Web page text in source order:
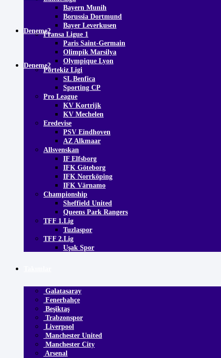
Bayern Munih
Borussia Dortmund
Bayer Leverkusen
Fransa Ligue 1
Paris Saint-Germain
Olimpik Marsilya
Olympique Lyon
Portekiz Ligi
SL Benfica
Sporting CP
Pro League
KV Kortrijk
KV Mechelen
Eredevise
PSV Eindhoven
AZ Alkmaar
Allsvenskan
IF Elfsborg
IFK Göteborg
IFK Norrköping
IFK Värnamo
Championship
Sheffield United
Queens Park Rangers
TFF 1.Lig
Tuzlaspor
TFF 2.Lig
Uşak Spor
Galatasaray
Fenerbahçe
Beşiktaş
Trabzonspor
Liverpool
Manchester United
Manchester City
Arsenal
Deneme2
Deneme2